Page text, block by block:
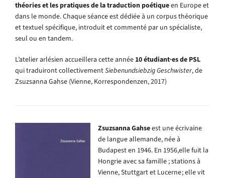
théories et les pratiques de la traduction poétiqueen Europe et
dans le monde. Chaque séance est dédiée à un corpus théorique
et textuel spécifique, introduit et commenté par un spécialiste,
seul ou en tandem.
L’atelier arlésien accueillera cette année 10 étudiant·es de PSL
qui traduiront collectivementSiebenundsiebzig Geschwister, de
Zsuzsanna Gahse (Vienne, Korrespondenzen, 2017)
ZsuzsannaGahseest une écrivaine
de langue allemande, née à
Budapest en 1946. En 1956,elle fuit la
Hongrie avec sa famille ;stations à
Vienne, Stuttgart et Lucerne; elle vit